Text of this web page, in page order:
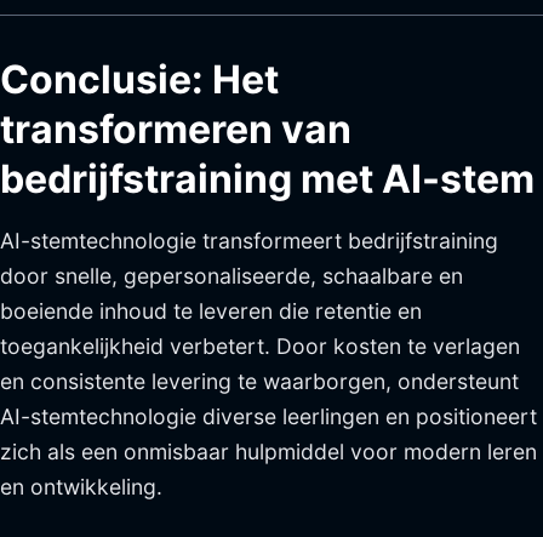
Conclusie: Het
transformeren van
bedrijfstraining met AI-stem
AI-stemtechnologie transformeert bedrijfstraining
door snelle, gepersonaliseerde, schaalbare en
boeiende inhoud te leveren die retentie en
toegankelijkheid verbetert. Door kosten te verlagen
en consistente levering te waarborgen, ondersteunt
AI-stemtechnologie diverse leerlingen en positioneert
zich als een onmisbaar hulpmiddel voor modern leren
en ontwikkeling.